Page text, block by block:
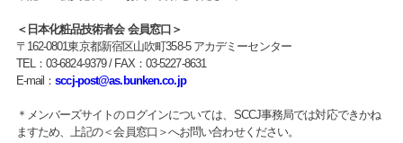
＜日本化粧品技術者会 会員窓口＞
〒162-0801東京都新宿区山吹町358-5 アカデミーセンター
TEL：03-6824-9379 / FAX：03-5227-8631
E-mail：sccj-post@as.bunken.co.jp
＊メンバーズサイトのログインについては、SCCJ事務局では対応できかね
ますため、上記の＜会員窓口＞へお問い合わせください。